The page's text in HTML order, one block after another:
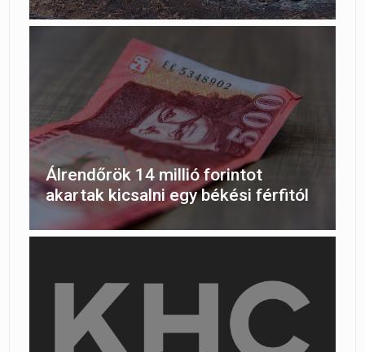
Álrendőrök 14 millió forintot
akartak kicsalni egy békési férfitól